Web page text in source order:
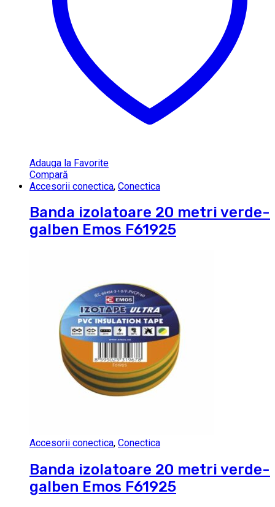
Adauga la Favorite
Compară
Accesorii conectica, Conectica
Banda izolatoare 20 metri verde-
galben Emos F61925
Accesorii conectica, Conectica
Banda izolatoare 20 metri verde-
galben Emos F61925